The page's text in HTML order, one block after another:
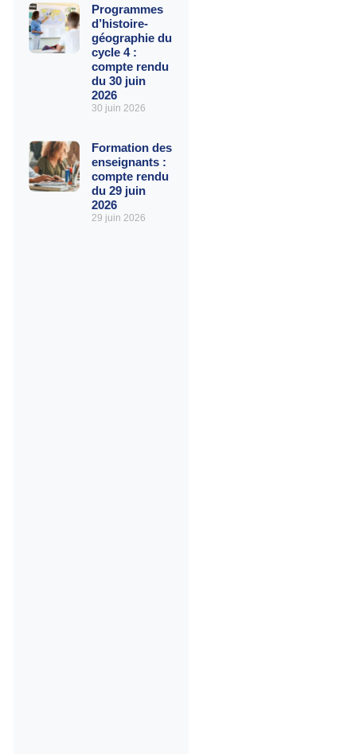
Programmes
d’histoire-
géographie du
cycle 4 :
compte rendu
du 30 juin
2026
30 juin 2026
Formation des
enseignants :
compte rendu
du 29 juin
2026
29 juin 2026